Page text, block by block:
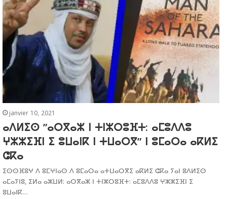
janvier 10, 2021
ⴰⴷⵍⵉⵙ ”ⴰⵔⴳⴰⵣ ⵏ ⵜⵏⵣⵔⵓⴼⵜ: ⴰⵎⵓⴷⴷⵓ
ⵖⵣⵣⵉⴼⵏ ⵉ ⵓⵡⴰⵏⴽ ⵏ ⵜⵡⴰⵔⴳ” ⵏ ⵓⵎⴰⵔⴰ ⴰⴽⵍⵉ
ⵛⴽⴰ
ⵉⵙⵙⴼⵓⵖ ⴷ ⵓⵎⵖⵏⴰⵙ ⴷ ⵓⵎⴰⵔⴰ ⴰⵜⵡⴰⵔⴳⵉ ⴰⴽⵍⵉ ⵛⴽⴰ ⵢⴰⵏ ⵓⴷⵍⵉⵙ
ⴰⵎⴰⵢⵏⵓ, ⵉⵍⴰ ⴰⵣⵡⵍ: ⴰⵔⴳⴰⵣ ⵏ ⵜⵏⵣⵔⵓⴼⵜ: ⴰⵎⵓⴷⴷⵓ ⵖⵣⵣⵉⴼⵏ ⵉ
ⵓⵡⴰⵏⴽ…